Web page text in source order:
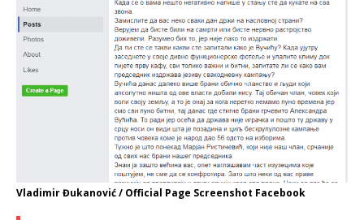
Vladimir Đukanović / Official Page Screenshot Facebook